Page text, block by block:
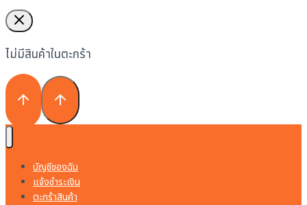
ไม่มีสินค้าในตะกร้า
บัญชีของฉัน
แจ้งชำระเงิน
ตะกร้าสินค้า